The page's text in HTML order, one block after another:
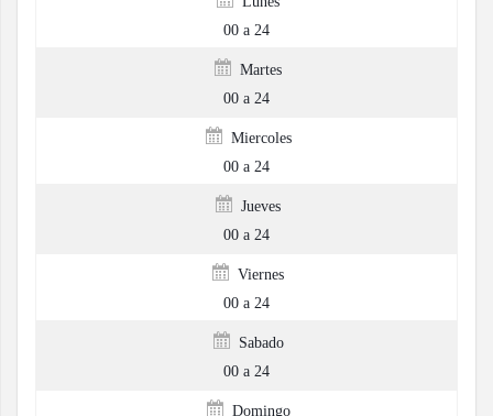
00 a 24
Martes
00 a 24
Miercoles
00 a 24
Jueves
00 a 24
Viernes
00 a 24
Sabado
00 a 24
Domingo